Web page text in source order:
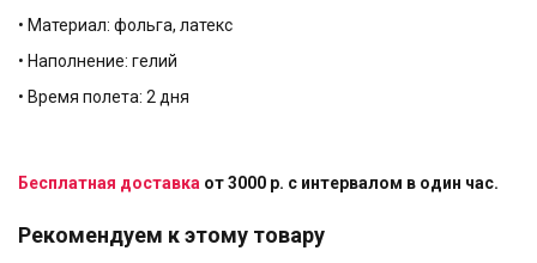
• Материал: фольга, латекс
• Наполнение: гелий
• Время полета: 2 дня
Бесплатная доставка от 3000 р. с интервалом в один час.
Рекомендуем к этому товару